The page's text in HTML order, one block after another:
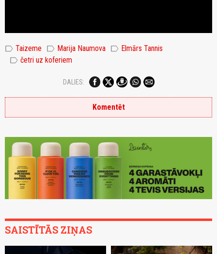
label Taizeme label Marija Naumova label Elmārs Tannis
label četri uz koferiem
DALIES:
Komentēt
SAISTĪTĀS ZIŅAS